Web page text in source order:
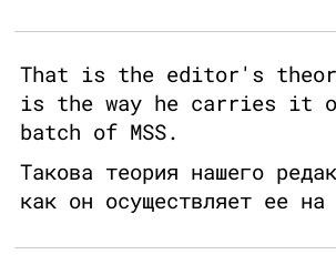
That is the editor's
is the way he carries it
batch of MSS.
Такова теория нашего
как он осуществляет ее на